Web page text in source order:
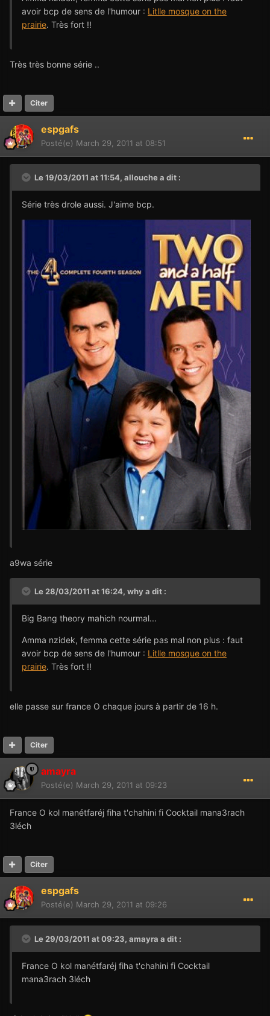
avoir bcp de sens de l'humour : Litlle mosque on the
prairie. Très fort !!
Très très bonne série ..
Citer
espgafs
Posté(e) March 29, 2011 at 08:51
Le 19/03/2011 at 11:54, allouche a dit :
Série très drole aussi. J'aime bcp.
a9wa série
Le 28/03/2011 at 16:24, why a dit :
Big Bang theory mahich nourmal...
Amma nzidek, femma cette série pas mal non plus : faut
avoir bcp de sens de l'humour : Litlle mosque on the
prairie. Très fort !!
elle passe sur france O chaque jours à partir de 16 h.
Citer
amayra
Posté(e) March 29, 2011 at 09:23
France O kol manétfaréj fiha t'chahini fi Cocktail mana3rach
3léch
Citer
espgafs
Posté(e) March 29, 2011 at 09:26
Le 29/03/2011 at 09:23, amayra a dit :
France O kol manétfaréj fiha t'chahini fi Cocktail
mana3rach 3léch